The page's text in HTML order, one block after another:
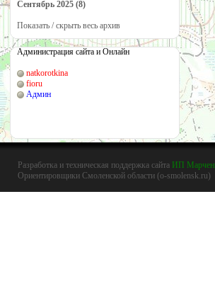
Сентябрь 2025 (8)
Показать / скрыть весь архив
Администрация сайта и Онлайн
natkorotkina
fioru
Админ
Разработка и техническая поддержка сайта ИП
Ориентировщики Смоленской области (o-smolensk.ru)